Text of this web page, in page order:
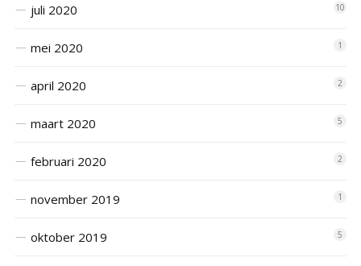
juli 2020 10
mei 2020 1
april 2020 2
maart 2020 5
februari 2020 2
november 2019 1
oktober 2019 5